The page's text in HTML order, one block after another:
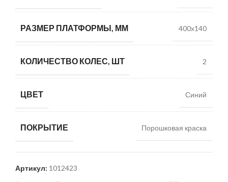
РАЗМЕР ПЛАТФОРМЫ, ММ 400х140
КОЛИЧЕСТВО КОЛЕС, ШТ 2
ЦВЕТ Синий
ПОКРЫТИЕ Порошковая краска
Артикул: 1012423